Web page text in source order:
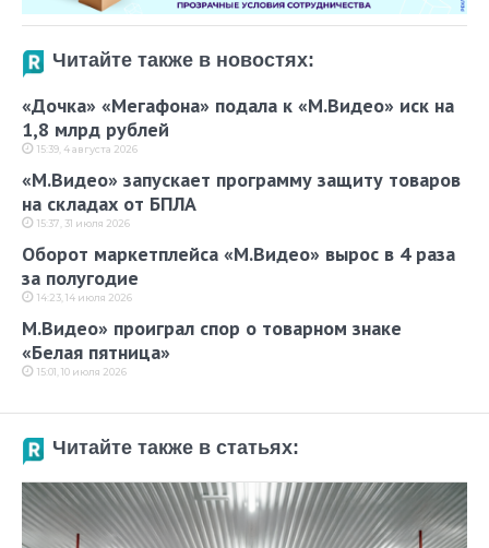
Читайте также в новостях:
«Дочка» «Мегафона» подала к «М.Видео» иск на
1,8 млрд рублей
15:39, 4 августа 2026
«М.Видео» запускает программу защиту товаров
на складах от БПЛА
15:37, 31 июля 2026
Оборот маркетплейса «М.Видео» вырос в 4 раза
за полугодие
14:23, 14 июля 2026
М.Видео» проиграл спор о товарном знаке
«Белая пятница»
15:01, 10 июля 2026
Читайте также в статьях: